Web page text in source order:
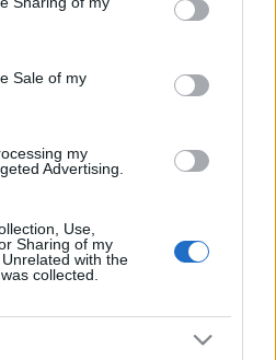
and its third-party tags to
purposes in below Google
Sale of my
my
Advertising.
Use,
Sharing of my
with the
collected.
vs. robothadsereg